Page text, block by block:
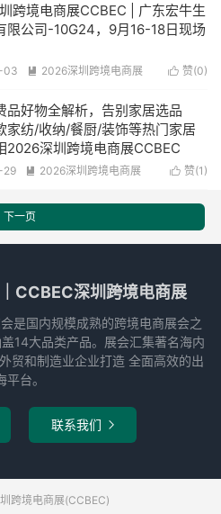
跨境电商展CCBEC | 广东宏牛生
限公司-10G24，9月16-18日现场
 赞(0)
03  2026深圳跨境电商展
品好物全解析，告别家居选品
家纺/收纳/餐厨/装饰等热门家居
2026深圳跨境电商展CCBEC
 赞(1 )
29  2026深圳跨境电商展
下一页
CCBEC深圳跨境电商展
是国内规模成熟的跨境电商展会之
14大品类产品。展会汇集著名海内
贸和制造业企业打造 全面高效的出
平台。
联系我们 
跨境电商展(CCBEC)